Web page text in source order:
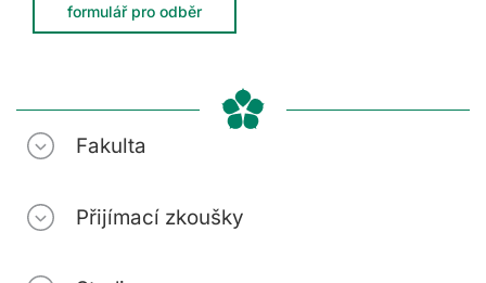
formulář pro odběr
Fakulta
Přijímací zkoušky